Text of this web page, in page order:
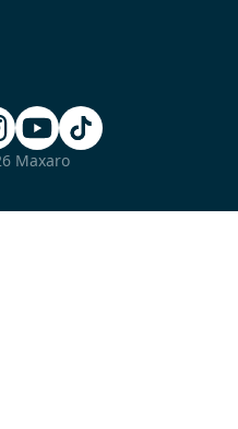
Maxaro